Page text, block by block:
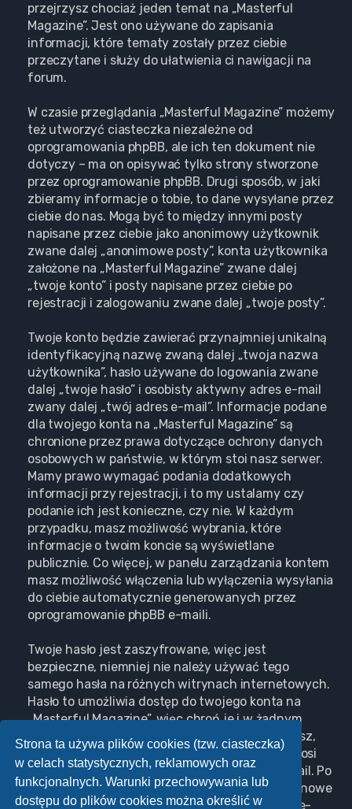
Strona ta używa plików cookies (tzw. ciasteczka)
w celach statystycznych, reklamowych oraz
funkcjonalnych. Warunki przechowywania lub
dostępu do plików cookies można określić w
przejrzysz chociaż jeden temat na „Masterful
Magazine”. Jest ono używane do zapisania
informacji, które tematy zostały przez ciebie
przeczytane i służy do ułatwienia ci nawigacji na
forum.
W czasie przeglądania „Masterful Magazine” możemy
też utworzyć ciasteczka niezależne od
oprogramowania phpBB, ale ich ten dokument nie
dotyczy – ma on opisywać tylko strony stworzone
przez oprogramowanie phpBB. Drugi sposób, w jaki
zbieramy informacje o tobie, to dane wysyłane przez
ciebie do nas. Mogą być to między innymi posty
napisane przez ciebie jako anonimowy użytkownik
zwane dalej „anonimowe posty”, konta użytkownika
założone na „Masterful Magazine” zwane dalej
„twoje konto” i posty napisane przez ciebie po
rejestracji i zalogowaniu zwane dalej „twoje posty”.
Twoje konto będzie zawierać przynajmniej unikalną
identyfikacyjną nazwę zwaną dalej „twoja nazwa
użytkownika”, hasło używane do logowania zwane
dalej „twoje hasło” i osobisty aktywny adres e-mail
zwany dalej „twój adres e-mail”. Informacje podane
dla twojego konta na „Masterful Magazine” są
chronione przez prawa dotyczące ochrony danych
osobowych w państwie, w którym stoi nasz serwer.
Mamy prawo wymagać podania dodatkowych
informacji przy rejestracji, i to my ustalamy czy
podanie ich jest konieczne, czy nie. W każdym
przypadku, masz możliwość wybrania, które
informacje o twoim koncie są wyświetlane
publicznie. Co więcej, w panelu zarządzania kontem
masz możliwość włączenia lub wyłączenia wysyłania
do ciebie automatycznie generowanych przez
oprogramowanie phpBB e-maili.
Twoje hasło jest zaszyfrowane, więc jest
bezpieczne, niemniej nie należy używać tego
samego hasła na różnych witrynach internetowych.
Hasło to umożliwia dostęp do twojego konta na
„Masterful Magazine”, więc chroń je i w żadnym
wypadku nie podawaj
nikomu . Jeśli je zapomnisz,
użyj funkcji „Nie pamiętam hasła”. Witryna poprosi
cię o podanie nazwy użytkownika i adresu e-mail. Po
podaniu tych danych zostanie wygenerowane nowe
hasło i przesłane na podany przez ciebie adres e-